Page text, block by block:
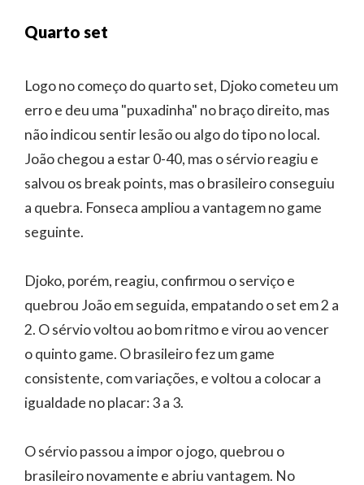
Quarto set
Logo no começo do quarto set, Djoko cometeu um
erro e deu uma "puxadinha" no braço direito, mas
não indicou sentir lesão ou algo do tipo no local.
João chegou a estar 0-40, mas o sérvio reagiu e
salvou os break points, mas o brasileiro conseguiu
a quebra. Fonseca ampliou a vantagem no game
seguinte.
Djoko, porém, reagiu, confirmou o serviço e
quebrou João em seguida, empatando o set em 2 a
2. O sérvio voltou ao bom ritmo e virou ao vencer
o quinto game. O brasileiro fez um game
consistente, com variações, e voltou a colocar a
igualdade no placar: 3 a 3.
O sérvio passou a impor o jogo, quebrou o
brasileiro novamente e abriu vantagem. No